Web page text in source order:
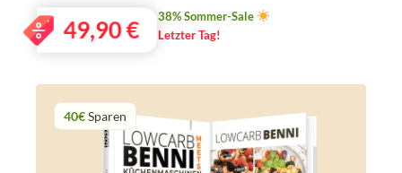
49,90€
38% Sommer-Sale
Letzter Tag!
40€Sparen